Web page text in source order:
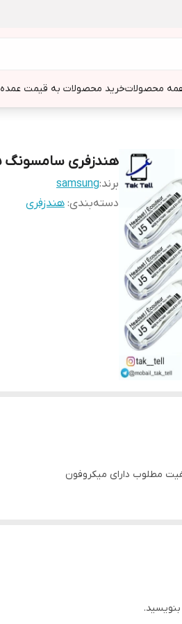
محصولاتخرید محصولات به قیمت عمده
هندزفری سامسونگ j5
برند:samsung
دسته‌بندی: هندزفری